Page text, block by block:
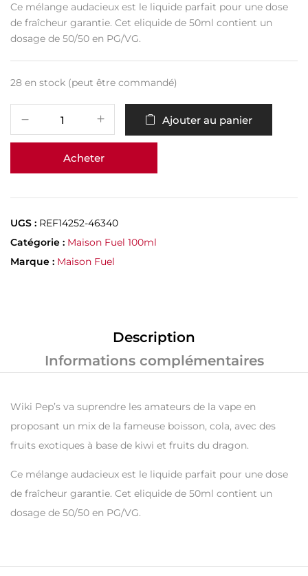
Ce mélange audacieux est le liquide parfait pour une dose
de fraîcheur garantie. Cet eliquide de 50ml contient un
dosage de 50/50 en PG/VG.
28 en stock (peut être commandé)
Ajouter au panier
Acheter
UGS : REF14252-46340
Catégorie : Maison Fuel 100ml
Marque : Maison Fuel
Description
Informations complémentaires
Wiki Pep’s va suprendre les amateurs de la vape en
proposant un mix de la fameuse boisson, cola, avec des
fruits exotiques à base de kiwi et fruits du dragon.
Ce mélange audacieux est le liquide parfait pour une dose
de fraîcheur garantie. Cet eliquide de 50ml contient un
dosage de 50/50 en PG/VG.